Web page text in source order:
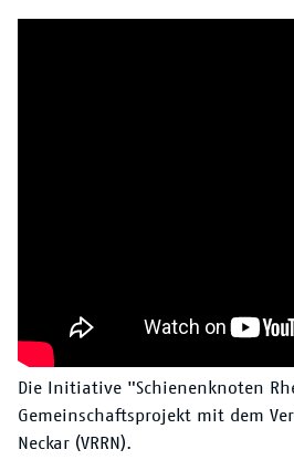
Die Initiative "Schienenknoten
Gemeinschaftsprojekt mit dem
Neckar (VRRN).